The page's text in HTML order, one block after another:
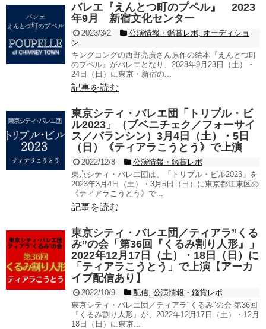
バレエ『えんとつ町のプペル』 2023
年9月 新宿文化センター
2023/3/2 公演情報・鑑賞レポ
オーディショ
ン
キングコングの西野亮廣さん原作の絵本『えんとつ町
のプペル』がバレエとなり、2023年9月23日（土）・
24日（日）に東京・新宿の...
記事を読む
東京シティ・バレエ団「トリプル・ビ
ル2023」（ブベニチェク／フォーサイ
ス／バランシン）3月4日（土）・5日
（日）《ティアラこうとう》で上演
2022/12/8
公演情報・鑑賞レポ
東京シティ・バレエ団は、「トリプル・ビル2023」を
2023年3月4日（土）・3月5日（日）に東京都江東区の
《ティアラこうとう》で...
記事を読む
東京シティ・バレエ団／ティアラ”くる
み”の会「第36回『くるみ割り人形』」
2022年12月17日（土）・18日（日）に
「ティアラこうとう」で上演【アーカ
イブ配信あり】
2022/10/9 配信, 公演情報・鑑賞レポ
東京シティ・バレエ団／ティアラ"くるみ"の会 第36回
『くるみ割り人形』が、2022年12月17日（土）・12月
18日（日）に東京...